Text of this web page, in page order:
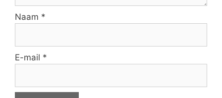
Naam *
E-mail *